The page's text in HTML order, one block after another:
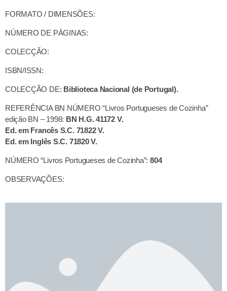
FORMATO / DIMENSÕES:
NÚMERO DE PÁGINAS:
COLECÇÃO:
ISBN/ISSN:
COLECÇÃO DE: Biblioteca Nacional (de Portugal).
REFERÊNCIA BN NÚMERO “Livros Portugueses de Cozinha”
edição BN – 1998: BN H.G. 41172 V.
Ed. em Francês S.C. 71822 V.
Ed. em Inglês S.C. 71820 V.
NÚMERO “Livros Portugueses de Cozinha”: 804
OBSERVAÇÕES: